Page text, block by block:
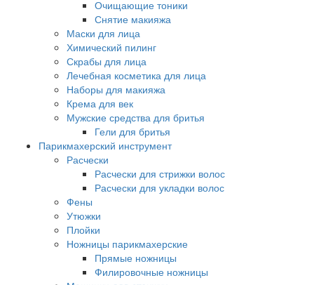
Очищающие тоники
Снятие макияжа
Маски для лица
Химический пилинг
Скрабы для лица
Лечебная косметика для лица
Наборы для макияжа
Крема для век
Мужские средства для бритья
Гели для бритья
Парикмахерский инструмент
Расчески
Расчески для стрижки волос
Расчески для укладки волос
Фены
Утюжки
Плойки
Ножницы парикмахерские
Прямые ножницы
Филировочные ножницы